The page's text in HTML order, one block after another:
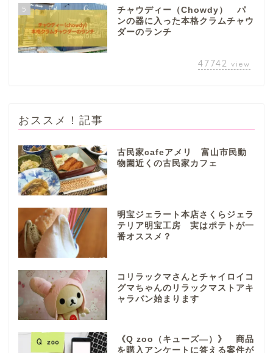
5
チャウディー（Chowdy） パ
ンの器に入った本格クラムチャウ
ダーのランチ
47742 view
おススメ！記事
古民家cafeアメリ 富山市民動
物園近くの古民家カフェ
明宝ジェラート本店さくらジェラ
テリア明宝工房 実はポテトが一
番オススメ？
コリラックマさんとチャイロイコ
グマちゃんのリラックマストアキ
ャラバン始まります
《Q zoo（キューズ―）》 商品
を購入アンケートに答える案件が
ぎふまるけ内の記事と写真
（画像）＆掲載情報につい
ての注意事項など
岐阜地域
岐阜市
各務原市